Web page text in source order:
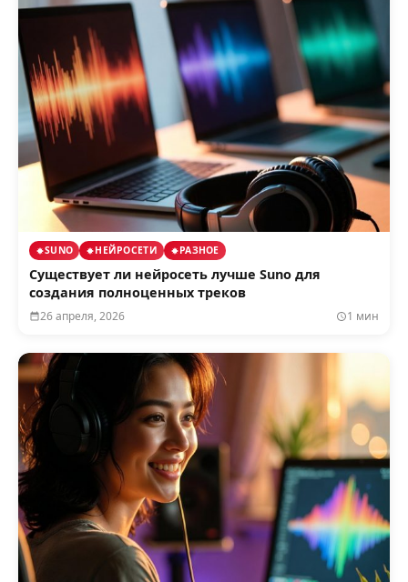
SUNO НЕЙРОСЕТИ РАЗНОЕ
Существует ли нейросеть лучше Suno для
создания полноценных треков
26 апреля, 2026 1 мин